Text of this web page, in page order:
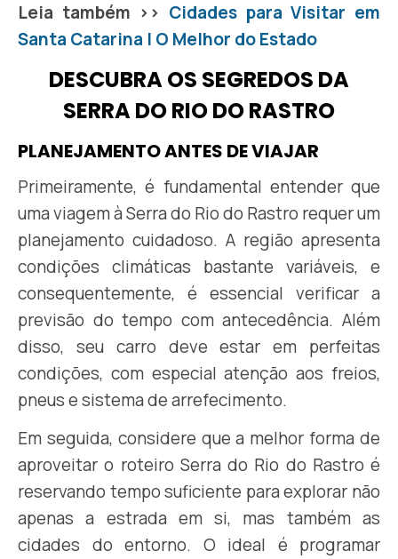
Leia também >> Cidades para Visitar em
Santa Catarina | O Melhor do Estado
DESCUBRA OS SEGREDOS DA
SERRA DO RIO DO RASTRO
PLANEJAMENTO ANTES DE VIAJAR
Primeiramente, é fundamental entender que
uma viagem à Serra do Rio do Rastro requer um
planejamento cuidadoso. A região apresenta
condições climáticas bastante variáveis, e
consequentemente, é essencial verificar a
previsão do tempo com antecedência. Além
disso, seu carro deve estar em perfeitas
condições, com especial atenção aos freios,
pneus e sistema de arrefecimento.
Em seguida, considere que a melhor forma de
aproveitar o roteiro Serra do Rio do Rastro é
reservando tempo suficiente para explorar não
apenas a estrada em si, mas também as
cidades do entorno. O ideal é programar